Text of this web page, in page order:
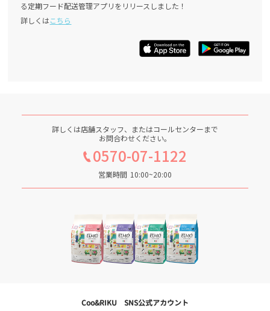
る定期フード配送管理アプリをリリースしました！
詳しくはこちら
詳しくは店舗スタッフ、またはコールセンターまで
お問合わせください。
0570-07-1122
営業時間 10:00~20:00
Coo&RIKU SNS公式アカウント